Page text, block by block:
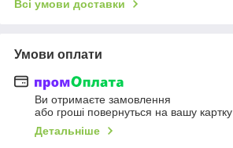
Всі умови доставки
Умови оплати
Ви отримаєте замовлення
або гроші повернуться на вашу картку
Детальніше